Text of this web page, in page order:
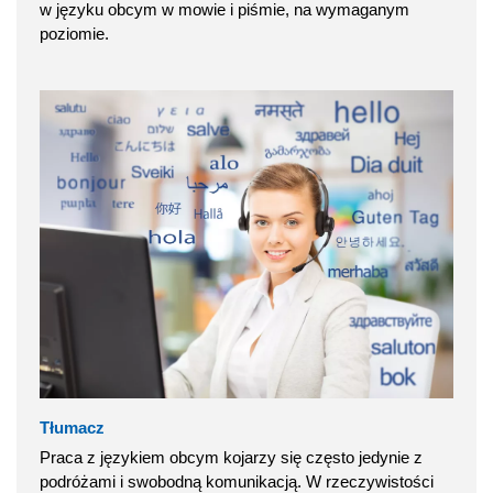
w języku obcym w mowie i piśmie, na wymaganym
poziomie.
Tłumacz
Praca z językiem obcym kojarzy się często jedynie z
podróżami i swobodną komunikacją. W rzeczywistości